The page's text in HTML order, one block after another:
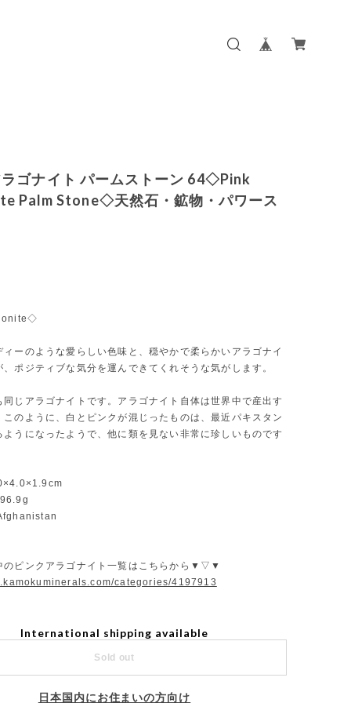
ゴナイト パームストーン 64◇Pink
Palm Stone◇天然石・鉱物・パワース
ィーのような愛らしい色味と、穏やかで柔らかいアラゴナイ
、ポジティブな気分を運んできてくれそうな気がします。
同じアラゴナイトです。アラゴナイト自体は世界中で産出す
このように、白とピンクが混じったものは、最近パキスタン
ようになったようで、他に類を見ない非常に珍しいものです
ピンクアラゴナイト一覧はこちらから▼▽▼
categories/4197913
International shipping available
Sold out
日本国内にお住まいの方向け